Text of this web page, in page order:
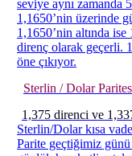
seviye aynı zamanda
1,1650’nin üzerinde
1,1650’nin altında
direnç olarak geçerli.
öne çıkıyor.
Sterlin / Dolar
1,375 direnci ve
Sterlin/Dolar kısa
Parite geçtiğimiz